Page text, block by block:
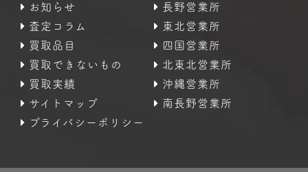
お知らせ
査定コラム
買取品目
買取できないもの
買取実績
サイトマップ
プライバシーポリシー
長野営業所
東北営業所
四国営業所
北東北営業所
沖縄営業所
南長野営業所